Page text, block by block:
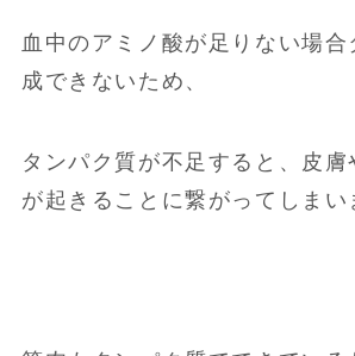
血中のアミノ酸が足りない場合
成できないため、
タンパク質が不足すると、皮膚
が起きることに繋がってしまい